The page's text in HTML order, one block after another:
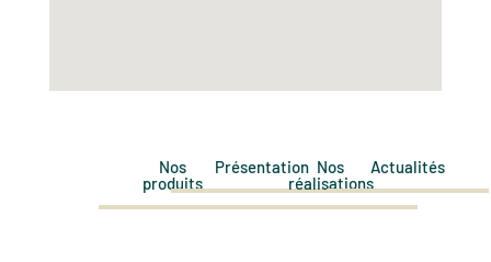
Nos
produits
Présentation Nos
réalisations
Actualités